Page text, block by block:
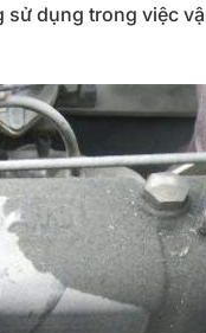
sử dụng trong việc